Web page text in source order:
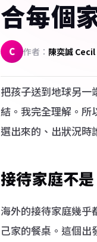
學生與家
台北・花蓮
交換生指
申請攻略・
合每個
C 作者： 陳奕誠
把孩子送到地球另
結。我完全理解。所
選出來的、出狀況時
接待家庭不
海外的接待家庭幾乎
己家的餐桌。這個